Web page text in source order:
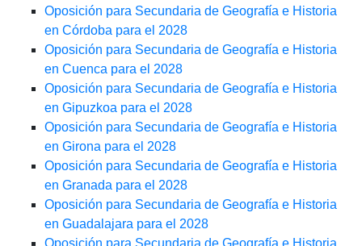
Oposición para Secundaria de Geografía e Historia
en Córdoba para el 2028
Oposición para Secundaria de Geografía e Historia
en Cuenca para el 2028
Oposición para Secundaria de Geografía e Historia
en Gipuzkoa para el 2028
Oposición para Secundaria de Geografía e Historia
en Girona para el 2028
Oposición para Secundaria de Geografía e Historia
en Granada para el 2028
Oposición para Secundaria de Geografía e Historia
en Guadalajara para el 2028
Oposición para Secundaria de Geografía e Historia